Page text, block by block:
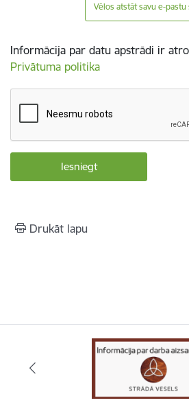
Vēlos atstāt savu e-pastu
Informācija par datu apstrādi ir
Privātuma politika
Drukāt lapu